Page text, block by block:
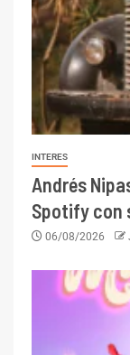
INTERES
Andrés
Spotify con
06/08/2026